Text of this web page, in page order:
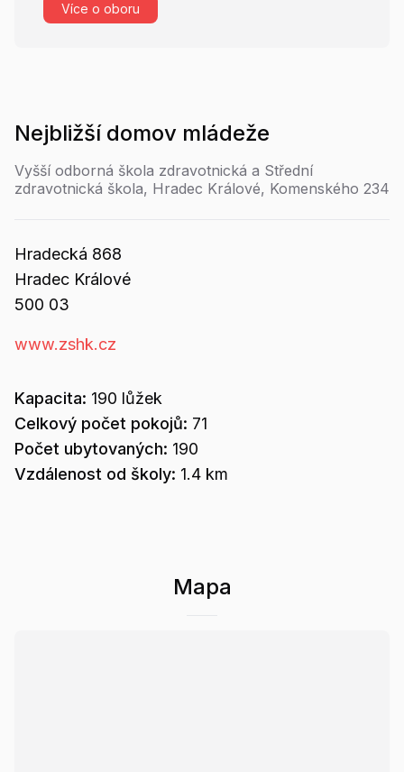
Více o oboru
Nejbližší domov mládeže
Vyšší odborná škola zdravotnická a Střední
zdravotnická škola, Hradec Králové, Komenského 234
Hradecká 868
Hradec Králové
500 03
www.zshk.cz
Kapacita: 190 lůžek
Celkový počet pokojů: 71
Počet ubytovaných: 190
Vzdálenost od školy: 1.4 km
Mapa